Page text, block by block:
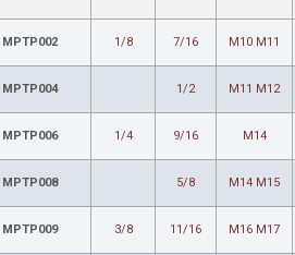
MPTP002 1/8 7/16 M10 M11
MPTP004 1/2 M11 M12
MPTP006 1/4 9/16 M14
MPTP008 5/8 M14 M15
MPTP009 3/8 11/16 M16 M17